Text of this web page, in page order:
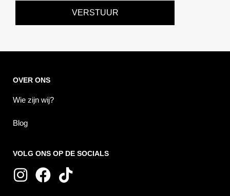
VERSTUUR
OVER ONS
Wie zijn wij?
Blog
VOLG ONS OP DE SOCIALS
I
F
T